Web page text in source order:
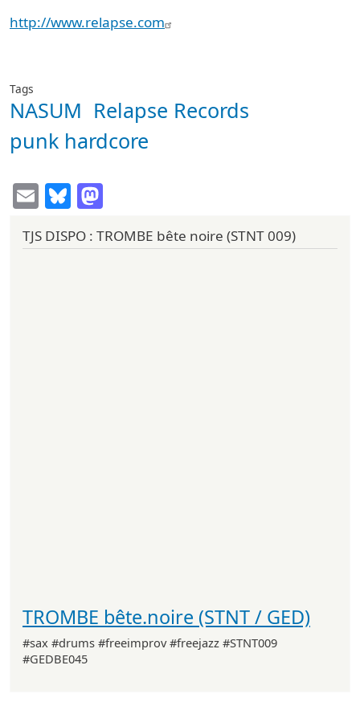
http://www.relapse.com
Tags
NASUM Relapse Records
punk hardcore
EmailBluesky
TJS DISPO : TROMBE bête noire (STNT 009)
TROMBE bête.noire (STNT / GED)
#sax #drums #freeimprov #freejazz #STNT009
#GEDBE045